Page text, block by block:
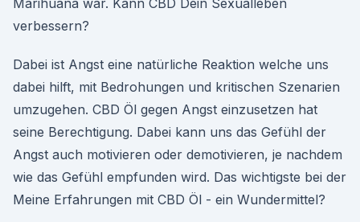
Marihuana war. Kann CBD Dein Sexualleben
verbessern?
Dabei ist Angst eine natürliche Reaktion welche uns
dabei hilft, mit Bedrohungen und kritischen Szenarien
umzugehen. CBD Öl gegen Angst einzusetzen hat
seine Berechtigung. Dabei kann uns das Gefühl der
Angst auch motivieren oder demotivieren, je nachdem
wie das Gefühl empfunden wird. Das wichtigste bei der
Meine Erfahrungen mit CBD Öl - ein Wundermittel?